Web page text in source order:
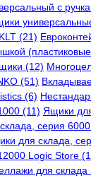
с
(21)
(12)
(51)
(6)
(11) Ящики
серия
для склада,
Logic Store
для склада